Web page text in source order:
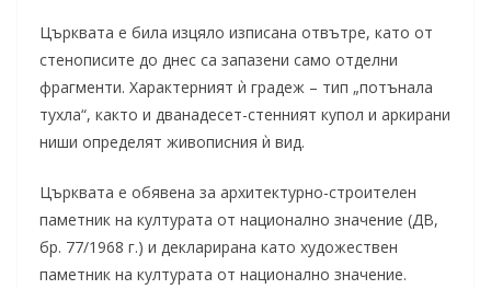
Църквата е била изцяло изписана отвътре, като от
стенописите до днес са запазени само отделни
фрагменти. Характерният ѝ градеж – тип „потънала
тухла“, както и дванадесет-стенният купол и аркирани
ниши определят живописния ѝ вид.
Църквата е обявена за архитектурно-строителен
паметник на културата от национално значение (ДВ,
бр. 77/1968 г.) и декларирана като художествен
паметник на културата от национално значение.